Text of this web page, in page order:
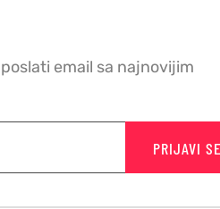
email sa najnovijim
PRIJAVI SE